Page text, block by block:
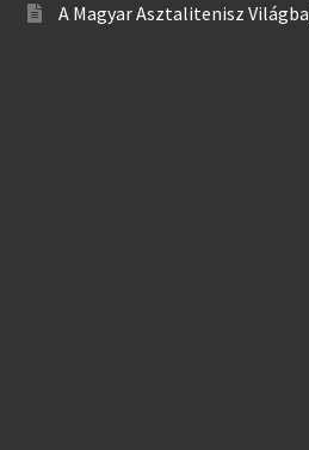
A Magyar Asztalitenisz